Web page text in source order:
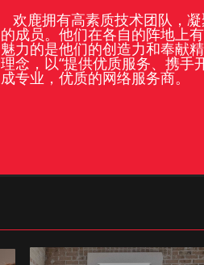
欢鹿拥有高素质技术团队，
的成员。他们在各自的阵地上
魅力的是他们的创造力和奉献
理念，以“提供优质服务、携手
成专业，优质的网络服务商。